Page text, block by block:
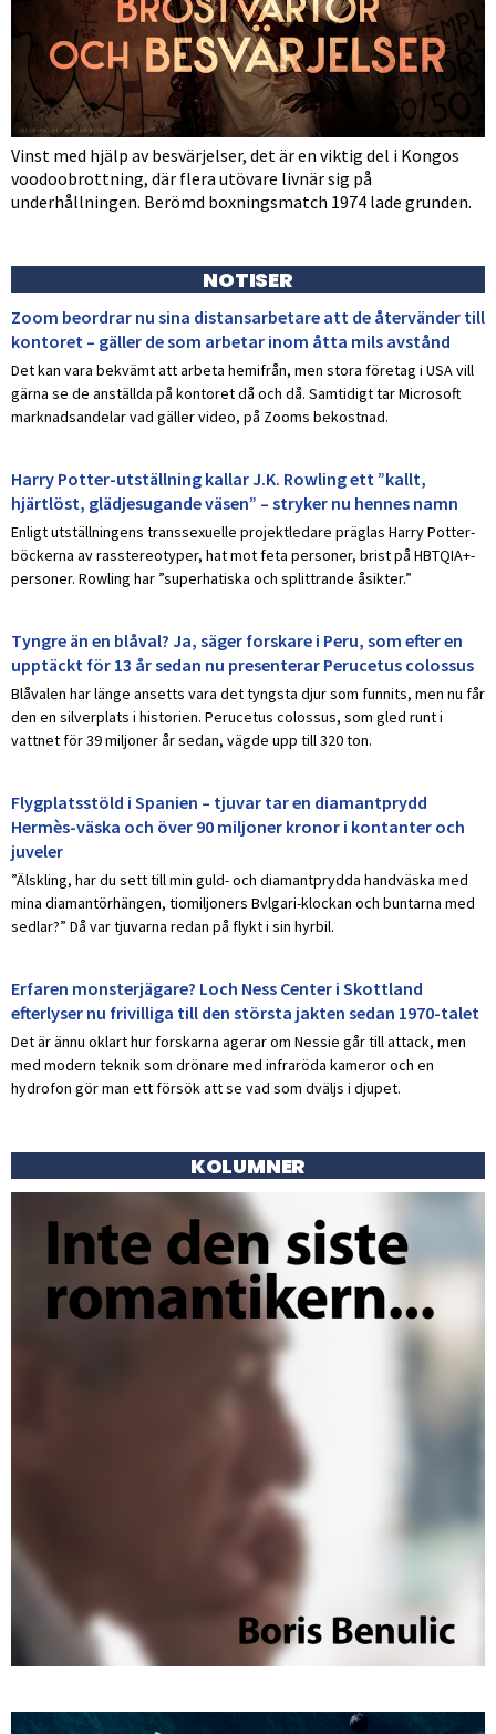
Vinst med hjälp av besvärjelser, det är en viktig del i Kongos
voodoobrottning, där flera utövare livnär sig på
underhållningen. Berömd boxningsmatch 1974 lade grunden.
NOTISER
Zoom beordrar nu sina distansarbetare att de återvänder till
kontoret – gäller de som arbetar inom åtta mils avstånd
Det kan vara bekvämt att arbeta hemifrån, men stora företag i USA vill
gärna se de anställda på kontoret då och då. Samtidigt tar Microsoft
marknadsandelar vad gäller video, på Zooms bekostnad.
Harry Potter-utställning kallar J.K. Rowling ett ”kallt,
hjärtlöst, glädjesugande väsen” – stryker nu hennes namn
Enligt utställningens transsexuelle projektledare präglas Harry Potter-
böckerna av rasstereotyper, hat mot feta personer, brist på HBTQIA+-
personer. Rowling har ”superhatiska och splittrande åsikter.”
Tyngre än en blåval? Ja, säger forskare i Peru, som efter en
upptäckt för 13 år sedan nu presenterar Perucetus colossus
Blåvalen har länge ansetts vara det tyngsta djur som funnits, men nu får
den en silverplats i historien. Perucetus colossus, som gled runt i
vattnet för 39 miljoner år sedan, vägde upp till 320 ton.
Flygplatsstöld i Spanien – tjuvar tar en diamantprydd
Hermès-väska och över 90 miljoner kronor i kontanter och
juveler
”Älskling, har du sett till min guld- och diamantprydda handväska med
mina diamantörhängen, tiomiljoners Bvlgari-klockan och buntarna med
sedlar?” Då var tjuvarna redan på flykt i sin hyrbil.
Erfaren monsterjägare? Loch Ness Center i Skottland
efterlyser nu frivilliga till den största jakten sedan 1970-talet
Det är ännu oklart hur forskarna agerar om Nessie går till attack, men
med modern teknik som drönare med infraröda kameror och en
hydrofon gör man ett försök att se vad som dväljs i djupet.
KOLUMNER